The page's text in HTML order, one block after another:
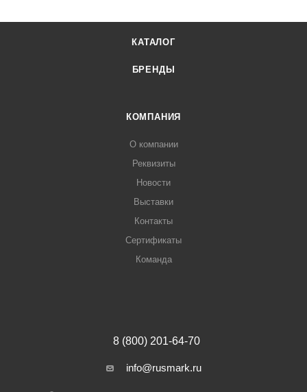
КАТАЛОГ
БРЕНДЫ
КОМПАНИЯ
О компании
Реквизиты
Новости
Выставки
Контакты
Сертификаты
Команда
8 (800) 201-64-70
info@rusmark.ru